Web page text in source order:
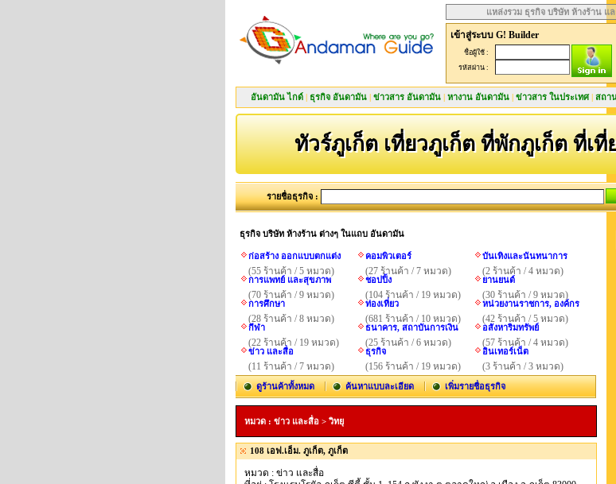
แหล่งรวม ธุรกิจ บริษัท ห้างร้าน แ
เข้าสู่ระบบ G! Builder
ชื่อผู้ใช้ :
รหัสผ่าน :
อันดามัน ไกด์ | ธุรกิจ อันดามัน | ข่าวสาร อันดามัน | หางาน อันดามัน | ข่าวสาร ในประเทศ| สถา
ทัวร์ภูเก็ต เที่ยวภูเก็ต ที่พักภูเก็ต ที่เที่
รายชื่อธุรกิจ :
ธุรกิจ บริษัท ห้างร้าน ต่างๆ ในแถบ อันดามัน
ก่อสร้าง ออกแบบตกแต่ง
(55 ร้านค้า / 5 หมวด)
การแพทย์ และสุขภาพ
(70 ร้านค้า / 9 หมวด)
การศึกษา
(28 ร้านค้า / 8 หมวด)
กีฬา
(22 ร้านค้า / 19 หมวด)
ข่าว และสื่อ
(11 ร้านค้า / 7 หมวด)
คอมพิวเตอร์
(27 ร้านค้า / 7 หมวด)
ชอปปิ้ง
(104 ร้านค้า / 19 หมวด)
ท่องเที่ยว
(681 ร้านค้า / 10 หมวด)
ธนาคาร, สถาบันการเงิน
(25 ร้านค้า / 6 หมวด)
ธุรกิจ
(156 ร้านค้า / 19 หมวด)
บันเทิงและนันทนาการ
(2 ร้านค้า / 4 หมวด)
ยานยนต์
(30 ร้านค้า / 9 หมวด)
หน่วยงานราชการ, องค์กร
(42 ร้านค้า / 5 หมวด)
อสังหาริมทรัพย์
(57 ร้านค้า / 4 หมวด)
อินเทอร์เน็ต
(3 ร้านค้า / 3 หมวด)
ดูร้านค้าทั้งหมด ค้นหาแบบละเอียด เพิ่มรายชื่อธุรกิจ
หมวด : ข่าว และสื่อ > วิทยุ
108 เอฟ.เอ็ม. ภูเก็ต, ภูเก็ต
หมวด : ข่าว และสื่อ